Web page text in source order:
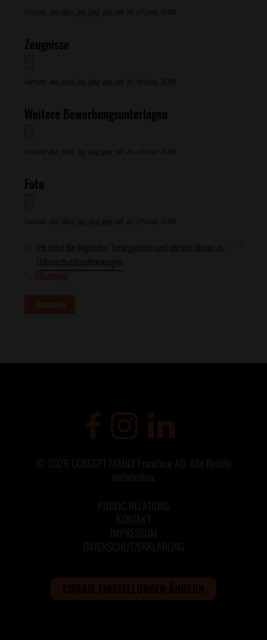
Formate: .doc, .docx, .jpg, .jpeg, .png, .pdf, .txt, .rtf | max. 15 MB
Zeugnisse
Formate: .doc, .docx, .jpg, .jpeg, .png, .pdf, .txt, .rtf | max. 15 MB
Weitere Bewerbungsunterlagen
Formate: .doc, .docx, .jpg, .jpeg, .png, .pdf, .txt, .rtf | max. 15 MB
Foto
Formate: .doc, .docx, .jpg, .jpeg, .png, .pdf, .txt, .rtf | max. 15 MB
Ich habe die folgenden Texte gelesen und stimme diesen zu:
Datenschutzbestimmungen
* - Pflichtfeld
© 2026 CONCEPT FAMILY Franchise AG. Alle Rechte
vorbehalten.
PUBLIC RELATIONS
KONTAKT
IMPRESSUM
DATENSCHUTZERKLÄRUNG